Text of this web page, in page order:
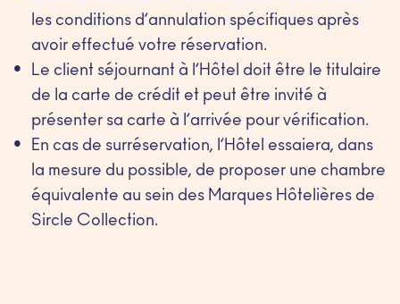
les conditions d’annulation spécifiques après
avoir effectué votre réservation.
Le client séjournant à l’Hôtel doit être le titulaire
de la carte de crédit et peut être invité à
présenter sa carte à l’arrivée pour vérification.
En cas de surréservation, l’Hôtel essaiera, dans
la mesure du possible, de proposer une chambre
équivalente au sein des Marques Hôtelières de
Sircle Collection.